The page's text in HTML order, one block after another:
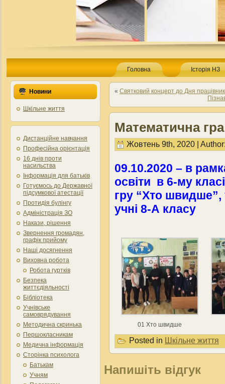
Головна Історія НЗ
Новини
Шкільне життя
Дистанційне навчання
Професійна орієнтація
16 днів проти
насильства
Інформація для батьків
Готуємось до Державної
підсумкової атестації
Протидія булінгу
Адміністрація ЗО
Накази, рішення
Звернення громадян,
графік прийому
Наші досягнення
Виховна робота
Робота гуртків
Безпека
життєдіяльності
Бібліотека
Учнівське
самоврядування
Методична скринька
Першокласникам
Медична інформація
Сторінка психолога
Батькам
Учням
« Святковий концерт до Дня
Математична
Жовтень 9th, 2020 |
09.10.2020 – в
освіти в 6-му
гру “Хто швидше”,
учні 8-А класу
01 Хто швидше
Posted in Шкільне життя
Напишіть відгук